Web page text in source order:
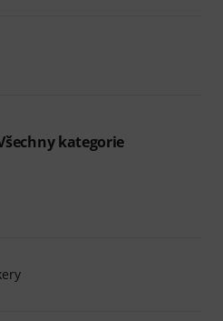
kategorie